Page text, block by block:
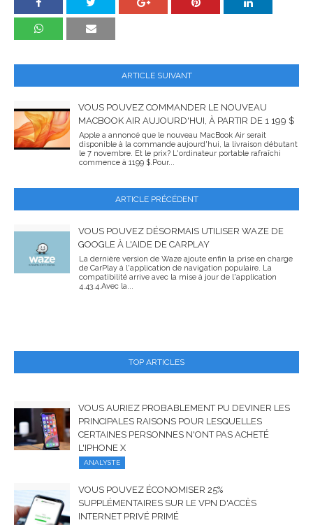
ARTICLE SUIVANT
VOUS POUVEZ COMMANDER LE NOUVEAU
MACBOOK AIR AUJOURD'HUI, À PARTIR DE 1 199 $
Apple a annoncé que le nouveau MacBook Air serait
disponible à la commande aujourd'hui, la livraison débutant
le 7 novembre. Et le prix? L'ordinateur portable rafraîchi
commence à 1199 $.Pour...
ARTICLE PRÉCÉDENT
VOUS POUVEZ DÉSORMAIS UTILISER WAZE DE
GOOGLE À L'AIDE DE CARPLAY
La dernière version de Waze ajoute enfin la prise en charge
de CarPlay à l'application de navigation populaire. La
compatibilité arrive avec la mise à jour de l'application
4.43.4.Avec la...
TOP ARTICLES
VOUS AURIEZ PROBABLEMENT PU DEVINER LES
PRINCIPALES RAISONS POUR LESQUELLES
CERTAINES PERSONNES N'ONT PAS ACHETÉ
L'IPHONE X
ANALYSTE
VOUS POUVEZ ÉCONOMISER 25%
SUPPLÉMENTAIRES SUR LE VPN D'ACCÈS
INTERNET PRIVÉ PRIMÉ